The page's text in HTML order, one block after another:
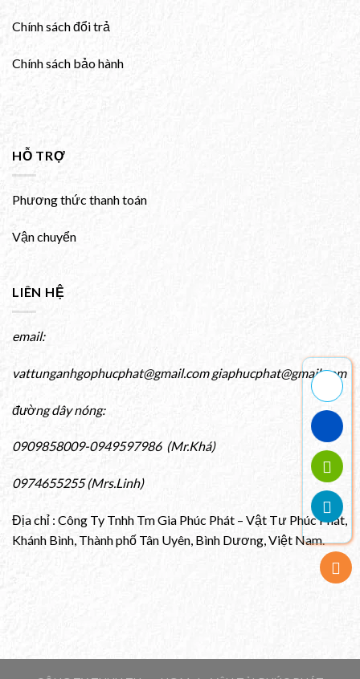
Chính sách đổi trả
Chính sách bảo hành
HỖ TRỢ
Phương thức thanh toán
Vận chuyển
LIÊN HỆ
email:
vattunganhgophucphat@gmail.com giaphucphat@gmail.com
đường dây nóng:
0909858009-0949597986 (Mr.Khá)
0974655255 (Mrs.Linh)
Địa chỉ : Công Ty Tnhh Tm Gia Phúc Phát – Vật Tư Phúc Phát,
Khánh Bình, Thành phố Tân Uyên, Bình Dương, Việt Nam.